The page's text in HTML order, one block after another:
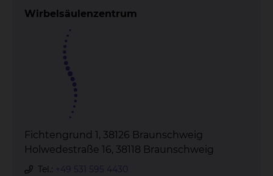
Wirbelsäulenzentrum
Fichtengrund 1, 38126 Braunschweig
Holwedestraße 16, 38118 Braunschweig
Tel.: +49 531 595 4430